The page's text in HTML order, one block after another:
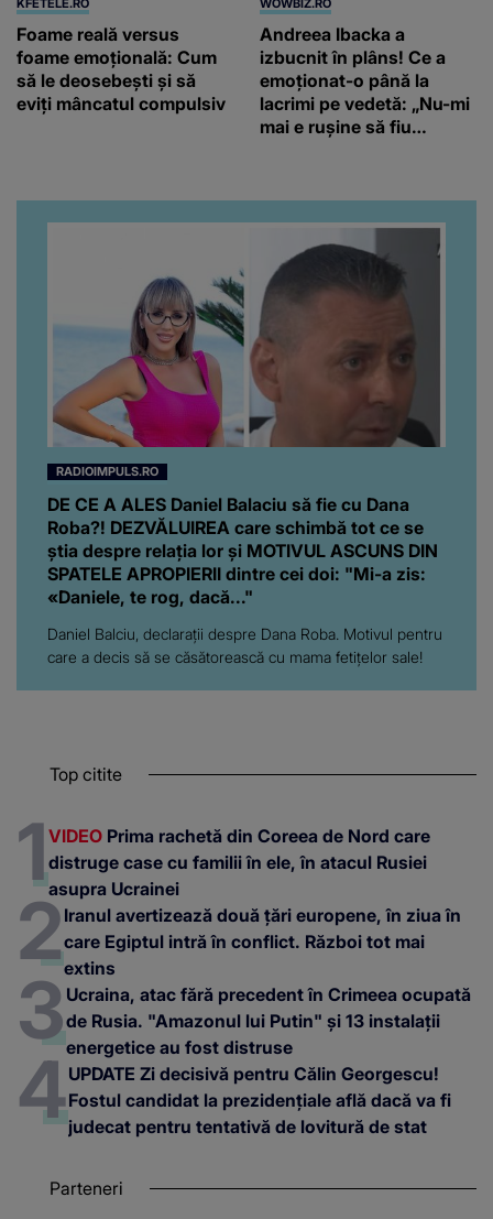
KFETELE.RO
Foame reală versus
foame emoțională: Cum
să le deosebești și să
eviți mâncatul compulsiv
WOWBIZ.RO
Andreea Ibacka a
izbucnit în plâns! Ce a
emoționat-o până la
lacrimi pe vedetă: „Nu-mi
mai e rușine să fiu
RADIOIMPULS.RO
DE CE A ALES Daniel Balaciu să fie cu Dana
Roba?! DEZVĂLUIREA care schimbă tot ce se
știa despre relația lor și MOTIVUL ASCUNS DIN
SPATELE APROPIERII dintre cei doi: "Mi-a zis:
«Daniele, te rog, dacă..."
Daniel Balciu, declarații despre Dana Roba. Motivul pentru
care a decis să se căsătorească cu mama fetițelor sale!
Top citite
VIDEO Prima rachetă din Coreea de Nord care
distruge case cu familii în ele, în atacul Rusiei
asupra Ucrainei
Iranul avertizează două țări europene, în ziua în
care Egiptul intră în conflict. Război tot mai
extins
Ucraina, atac fără precedent în Crimeea ocupată
de Rusia. "Amazonul lui Putin" și 13 instalații
energetice au fost distruse
UPDATE Zi decisivă pentru Călin Georgescu!
Fostul candidat la prezidențiale află dacă va fi
judecat pentru tentativă de lovitură de stat
Parteneri